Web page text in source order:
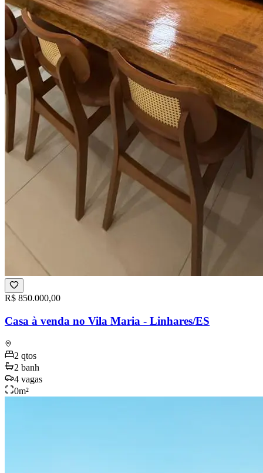
R$ 850.000,00
Casa à venda no Vila Maria - Linhares/ES
2 qtos
2 banh
4 vagas
0m²